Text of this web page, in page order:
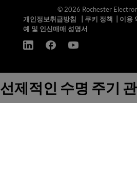
© 2026 Rochester
개인정보취급방침
쿠키 정책 이용
예 및 인신매매 성명서
선제적인 수명 주기